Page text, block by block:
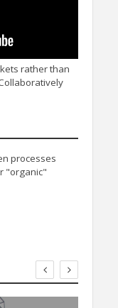
rather than
processes
"organic"